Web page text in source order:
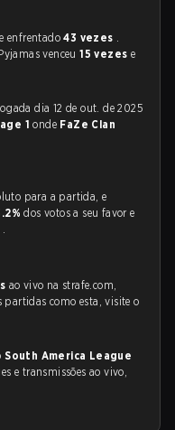
enfrentado43 vezes .
venceu15 vezes e
dia 12 de out. de 2025
1onde FaZe Clan
para a partida, e
dos votos a seu favor e
.
ao vivo na strafe.com,
como esta, visite o
South America League
e transmissões ao vivo,